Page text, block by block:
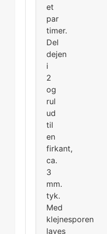
et
par
timer.
Del
dejen
i
2
og
rul
ud
til
en
firkant,
ca.
3
mm.
tyk.
Med
klejnesporen
laves